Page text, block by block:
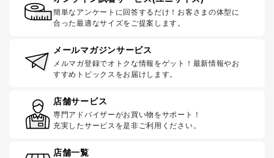
簡単なアンケートに回答するだけ！お客さまの体型に
合った最適なサイズをご提案します。
メールマガジンサービス
メルマガ登録でオトクな情報をゲット！最新情報やお
すすめトピックスをお届けします。
店舗サービス
専門アドバイザーがお買い物をサポート！
充実したサービスを是非ご利用ください。
店舗一覧